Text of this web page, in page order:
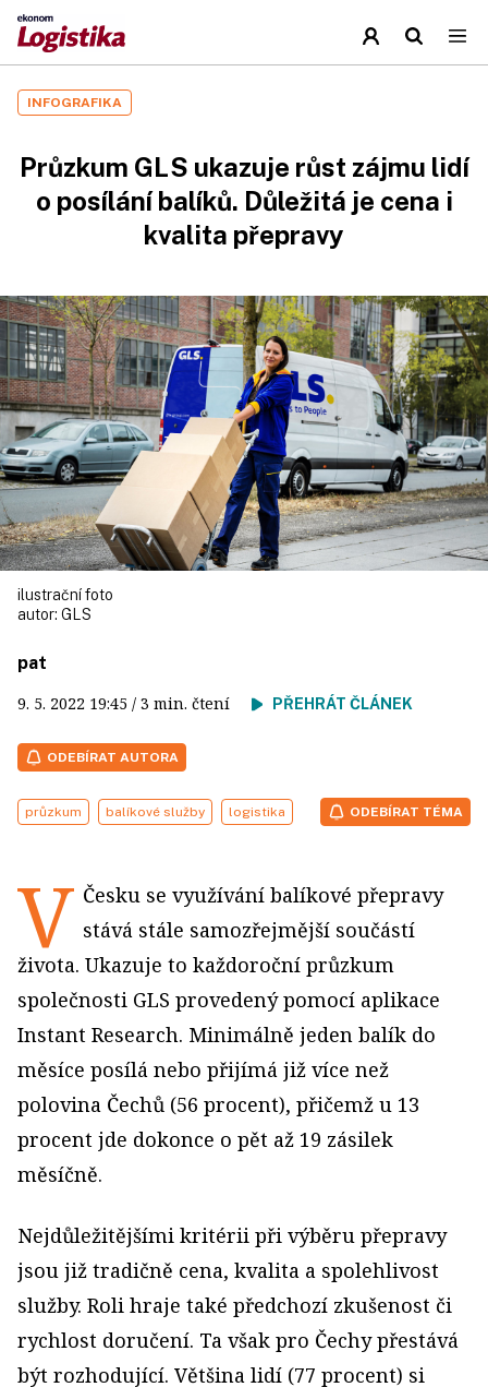
INFOGRAFIKA
Průzkum GLS ukazuje růst zájmu lidí
o posílání balíků. Důležitá je cena i
kvalita přepravy
ilustrační foto
autor: GLS
pat
9. 5. 2022 19:45 / 3 min. čtení PŘEHRÁT ČLÁNEK
ODEBÍRAT AUTORA
průzkum balíkové služby logistika ODEBÍRAT TÉMA
V Česku se využívání balíkové přepravy
stává stále samozřejmější součástí
života. Ukazuje to každoroční průzkum
společnosti GLS provedený pomocí aplikace
Instant Research. Minimálně jeden balík do
měsíce posílá nebo přijímá již více než
polovina Čechů (56 procent), přičemž u 13
procent jde dokonce o pět až 19 zásilek
měsíčně.
Nejdůležitějšími kritérii při výběru přepravy
jsou již tradičně cena, kvalita a spolehlivost
služby. Roli hraje také předchozí zkušenost či
rychlost doručení. Ta však pro Čechy přestává
být rozhodující. Většina lidí (77 procent) si